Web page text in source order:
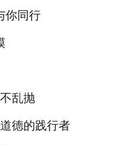
同行
乱抛
德的践行者